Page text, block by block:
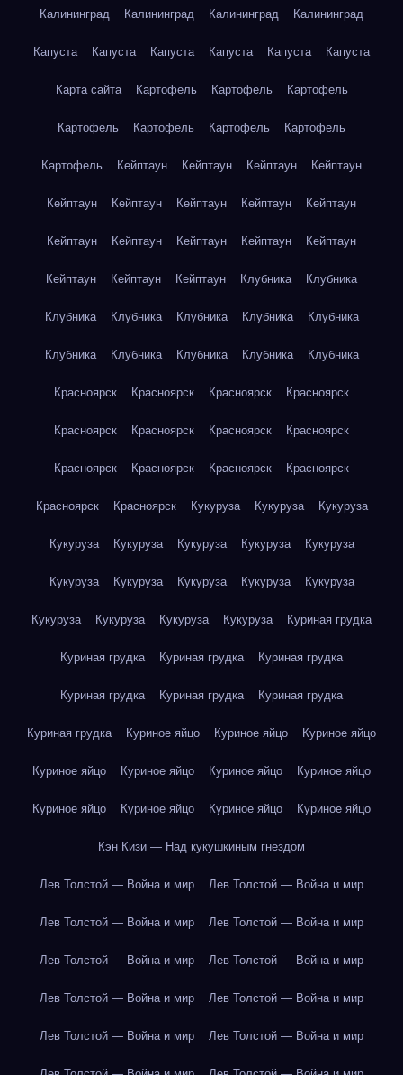
Калининград Калининград Калининград Калининград
Капуста Капуста Капуста Капуста Капуста Капуста
Карта сайта Картофель Картофель Картофель
Картофель Картофель Картофель Картофель
Картофель Кейптаун Кейптаун Кейптаун Кейптаун
Кейптаун Кейптаун Кейптаун Кейптаун Кейптаун
Кейптаун Кейптаун Кейптаун Кейптаун Кейптаун
Кейптаун Кейптаун Кейптаун Клубника Клубника
Клубника Клубника Клубника Клубника Клубника
Клубника Клубника Клубника Клубника Клубника
Красноярск Красноярск Красноярск Красноярск
Красноярск Красноярск Красноярск Красноярск
Красноярск Красноярск Красноярск Красноярск
Красноярск Красноярск Кукуруза Кукуруза Кукуруза
Кукуруза Кукуруза Кукуруза Кукуруза Кукуруза
Кукуруза Кукуруза Кукуруза Кукуруза Кукуруза
Кукуруза Кукуруза Кукуруза Кукуруза Куриная грудка
Куриная грудка Куриная грудка Куриная грудка
Куриная грудка Куриная грудка Куриная грудка
Куриная грудка Куриное яйцо Куриное яйцо Куриное яйцо
Куриное яйцо Куриное яйцо Куриное яйцо Куриное яйцо
Куриное яйцо Куриное яйцо Куриное яйцо Куриное яйцо
Кэн Кизи — Над кукушкиным гнездом
Лев Толстой — Война и мир Лев Толстой — Война и мир
Лев Толстой — Война и мир Лев Толстой — Война и мир
Лев Толстой — Война и мир Лев Толстой — Война и мир
Лев Толстой — Война и мир Лев Толстой — Война и мир
Лев Толстой — Война и мир Лев Толстой — Война и мир